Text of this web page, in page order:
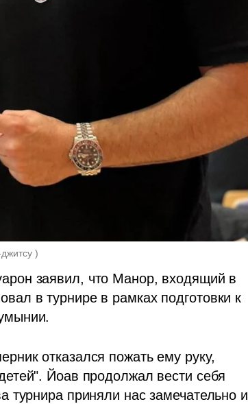
)
заявил, что Манор, входящий в
в турнире в рамках подготовки к
отказался пожать ему руку,
Йоав продолжал вести себя
турнира приняли нас замечательно и